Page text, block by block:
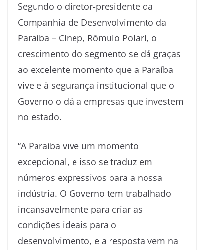
Segundo o diretor-presidente da
Companhia de Desenvolvimento da
Paraíba – Cinep, Rômulo Polari, o
crescimento do segmento se dá graças
ao excelente momento que a Paraíba
vive e à segurança institucional que o
Governo o dá a empresas que investem
no estado.
“A Paraíba vive um momento
excepcional, e isso se traduz em
números expressivos para a nossa
indústria. O Governo tem trabalhado
incansavelmente para criar as
condições ideais para o
desenvolvimento, e a resposta vem na